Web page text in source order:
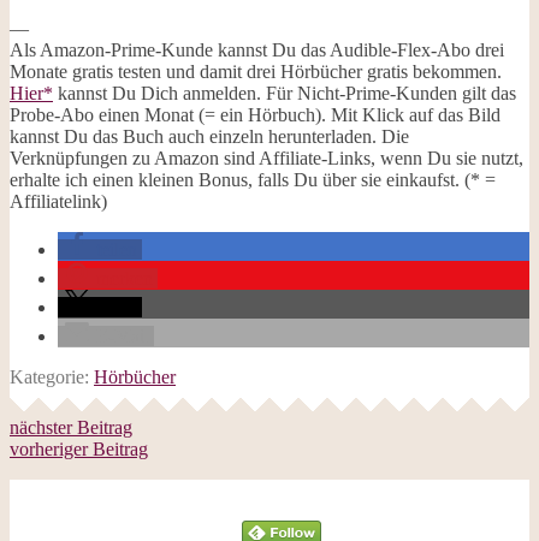
—
Als Amazon-Prime-Kunde kannst Du das Audible-Flex-Abo drei
Monate gratis testen und damit drei Hörbücher gratis bekommen.
Hier* kannst Du Dich anmelden. Für Nicht-Prime-Kunden gilt das
Probe-Abo einen Monat (= ein Hörbuch). Mit Klick auf das Bild
kannst Du das Buch auch einzeln herunterladen. Die
Verknüpfungen zu Amazon sind Affiliate-Links, wenn Du sie nutzt,
erhalte ich einen kleinen Bonus, falls Du über sie einkaufst. (* =
Affiliatelink)
Kategorie: Hörbücher
nächster Beitrag
vorheriger Beitrag